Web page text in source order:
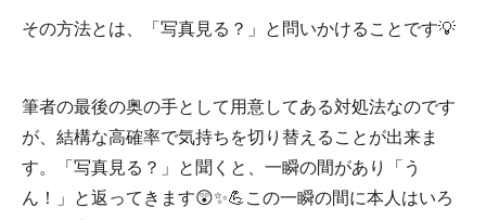
その方法とは、「写真見る？」と問いかけることです💡
筆者の最後の奥の手として用意してある対処法なのです
が、結構な高確率で気持ちを切り替えることが出来ま
す。「写真見る？」と聞くと、一瞬の間があり「う
ん！」と返ってきます😲✨💪この一瞬の間に本人はいろ